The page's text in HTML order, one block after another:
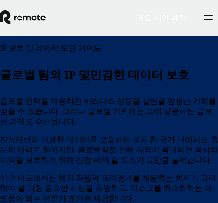
IP 보호 및 데이터 보안 가이드
글로벌 팀의 IP 및민감한 데이터 보호
글로벌 인력을 채용하면 비즈니스 성장을 실현할 엄청난 기회를
얻을 수 있습니다. 그러나 글로벌 기회에는 그에 상응하는 글로
벌 과제도 수반됩니다.
지식재산과 민감한 데이터를 보호하는 것은 한 국가 내에서도 충
분히 어려운 일이지만, 글로벌화로 인해 지역이 확대되면 회사의
이익을 보호하기 위해 신경 써야 할 요소가 그만큼 늘어납니다.
이 가이드에서는 해외 직원과 프리랜서를 채용하는 회사가 고려
해야 할 가장 중요한 사항을 조명하고, 리스크를 최소화하는 데
도움이 되는 전문가 조언을 제공합니다.